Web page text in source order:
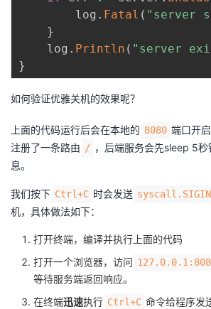
		log
. Fatal ( "server
}
	log
. Println ( "server
}
如何验证优雅关机的效果呢？
上面的代码运行后会在本地的 8080 端口开
注册了一条路由 / ，后端服务会先sleep 5
息。
我们按下 Ctrl+C 时会发送
机，具体做法如下：
打开终端，编译并执行上面的代码
打开一个浏览器，访问
等待服务端返回响应。
在终端迅速执行 Ctrl+C 命令给程序发